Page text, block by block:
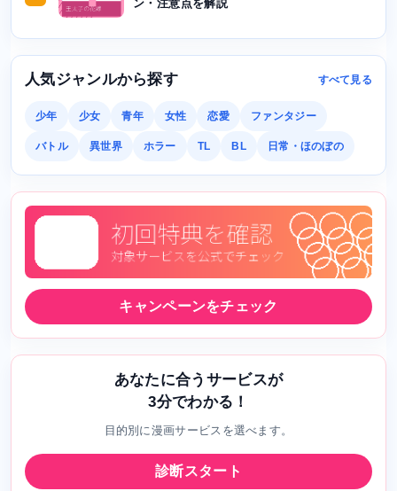
ン・注意点を解説
人気ジャンルから探す すべて見る
少年 少女 青年 女性 恋愛 ファンタジー
バトル 異世界 ホラー TL BL 日常・ほのぼの
キャンペーンをチェック
あなたに合うサービスが
3分でわかる！
目的別に漫画サービスを選べます。
診断スタート